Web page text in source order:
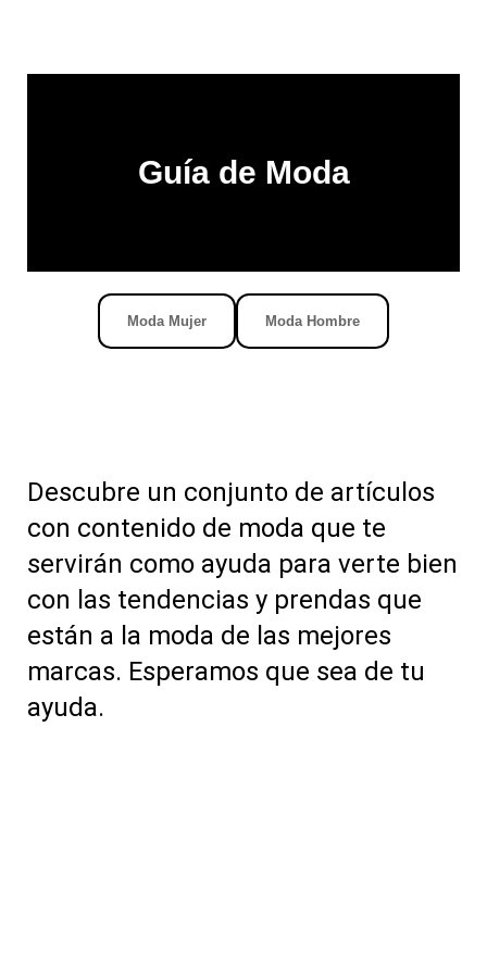
Guía de Moda
Moda Mujer Moda Hombre
Descubre un conjunto de artículos
con contenido de moda que te
servirán como ayuda para verte bien
con las tendencias y prendas que
están a la moda de las mejores
marcas. Esperamos que sea de tu
ayuda.